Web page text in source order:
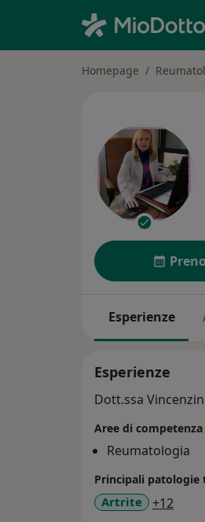
Homepage
Esperienze
Esperienze
Dott.ssa
Aree di
Reumatologia
Principali
Artrite +12